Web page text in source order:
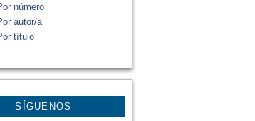
número
autor/a
título
SÍGUENOS